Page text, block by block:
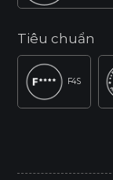
Tiêu chuẩn
F4S